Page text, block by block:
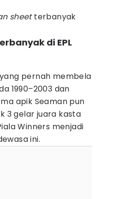
sheetterbanyak
di EPL
pernah membela
1990–2003 dan
apik Seaman pun
3 gelar juara kasta
Winners menjadi
ini.